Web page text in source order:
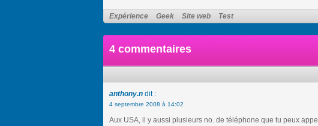
Expérience Geek Site web Test
4 commentaires
anthony.n dit :
4 septembre 2008 à 14:02
Aux USA, il y aussi plusieurs no. de téléphone que tu peux